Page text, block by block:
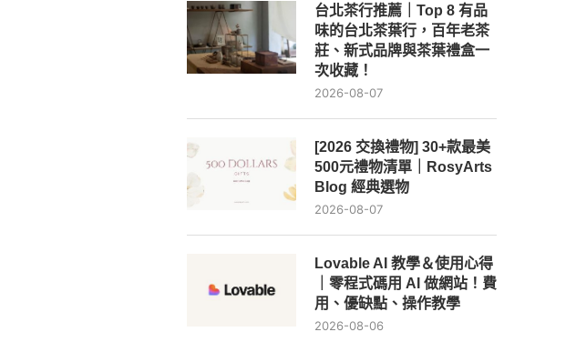
台北茶行推薦｜Top 8 有品
味的台北茶葉行，百年老茶
莊、新式品牌與茶葉禮盒一
次收藏！
2026-08-07
[2026 交換禮物] 30+款最美
500元禮物清單｜RosyArts
Blog 經典選物
2026-08-07
Lovable AI 教學＆使用心得
｜零程式碼用 AI 做網站！費
用、優缺點、操作教學
2026-08-06